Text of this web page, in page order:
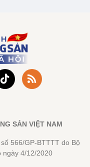
SẢN VIỆT NAM
566/GP-BTTTT do Bộ
ngày 4/12/2020